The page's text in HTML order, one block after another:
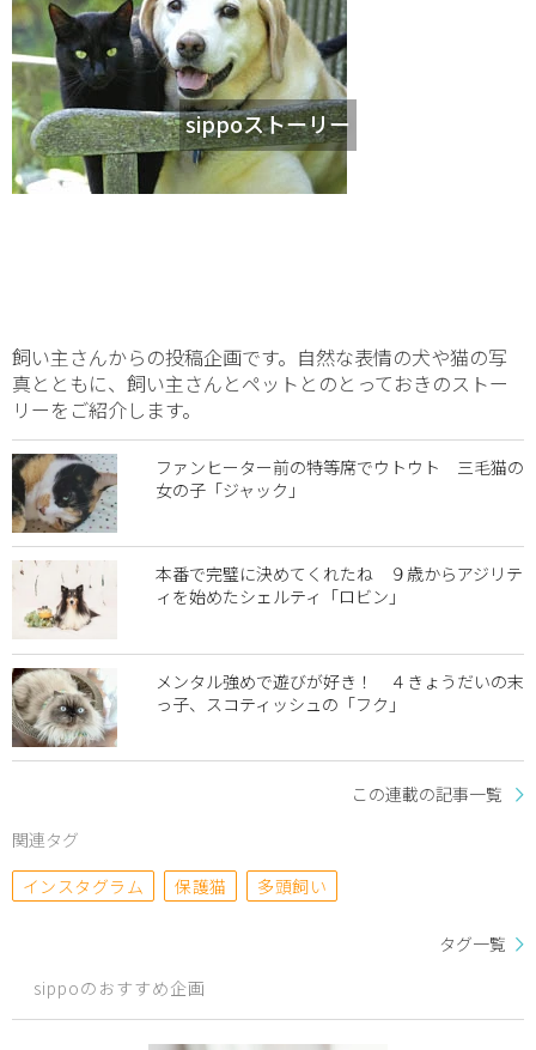
sippoストーリー
飼い主さんからの投稿企画です。自然な表情の犬や猫の写
真とともに、飼い主さんとペットとのとっておきのストー
リーをご紹介します。
ファンヒーター前の特等席でウトウト 三毛猫の
女の子「ジャック」
本番で完璧に決めてくれたね ９歳からアジリテ
ィを始めたシェルティ「ロビン」
メンタル強めで遊びが好き！ ４きょうだいの末
っ子、スコティッシュの「フク」
この連載の記事一覧
関連タグ
インスタグラム
保護猫 多頭飼い
タグ一覧
sippoのおすすめ企画